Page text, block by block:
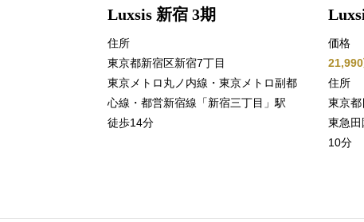
Luxsis 新宿 3期
住所
東京都新宿区新宿7丁目
東京メトロ丸ノ内線・東京メトロ副都
心線・都営新宿線「新宿三丁目」駅
徒歩14分
価格
住所
東京都
東急
10分